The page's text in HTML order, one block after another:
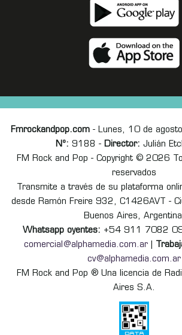
Fmrockandpop.com- Lunes, 10 de
Nº: 9188 - Director: Julián
FM Rock and Pop - Copyright © 2026
reservados
Transmite a través de su plataforma
desde Ramón Freire 932, C1426AVT -
Buenos Aires,
Whatsapp oyentes: +54 911 7082
comercial@alphamedia.com.ar
cv@alphamedia.com.ar
FM Rock and Pop ® Una licencia de
Aires S.A.